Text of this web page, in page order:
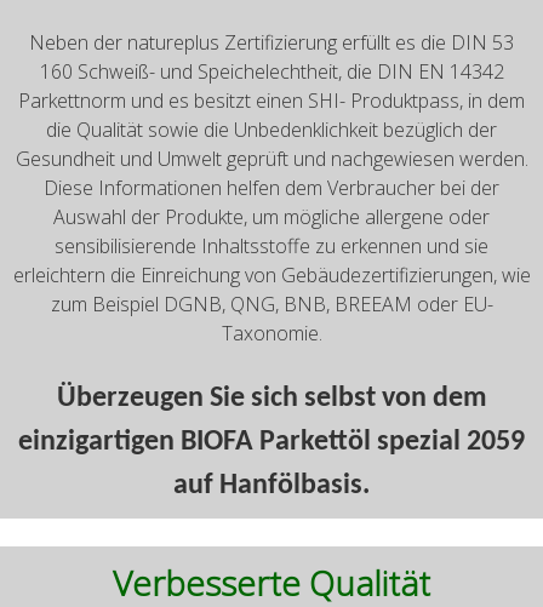
Neben der natureplus Zertifizierung erfüllt es die DIN 53
160 Schweiß- und Speichelechtheit, die DIN EN 14342
Parkettnorm und es besitzt einen SHI- Produktpass, in dem
die Qualität sowie die Unbedenklichkeit bezüglich der
Gesundheit und Umwelt geprüft und nachgewiesen werden.
Diese Informationen helfen dem Verbraucher bei der
Auswahl der Produkte, um mögliche allergene oder
sensibilisierende Inhaltsstoffe zu erkennen und sie
erleichtern die Einreichung von Gebäudezertifizierungen, wie
zum Beispiel DGNB, QNG, BNB, BREEAM oder EU-
Taxonomie.
Überzeugen Sie sich selbst von dem
einzigartigen BIOFA Parkettöl spezial 2059
auf Hanfölbasis.
Verbesserte Qualität